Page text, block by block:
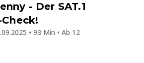
- Der SAT.1
• 93 Min • Ab 12